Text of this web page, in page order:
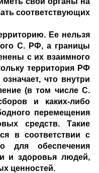
соответствующих
Ее нельзя
С. РФ, а границы
с их взаимного
территория РФ
что внутри
(в том числе С.
и каких-либо
перемещения
средств. Такие
в соответствии с
для обеспечения
и здоровья людей,
ценностей.